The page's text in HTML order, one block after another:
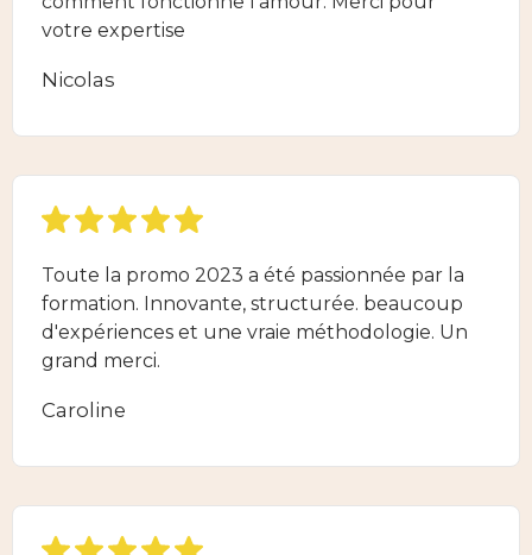
votre expertise
Nicolas
Toute la promo 2023 a été passionnée par la
formation. Innovante, structurée. beaucoup
d'expériences et une vraie méthodologie. Un
grand merci.
Caroline